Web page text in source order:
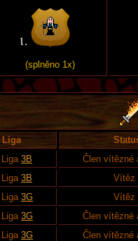
(splněno 1x)
Liga
Liga 3B Člen vítězné
Liga 3B Vítěz
Liga 3G Vítěz
Liga 3G Člen vítězné
Liga 3G Člen vítězné